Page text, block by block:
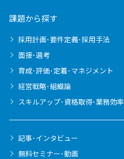
課題から探す
採用計画･要件定義･採用手法
面接･選考
育成･評価･定着･マネジメント
経営戦略･組織論
スキルアップ･資格取得･業務効率
記事･インタビュー
無料セミナー･動画